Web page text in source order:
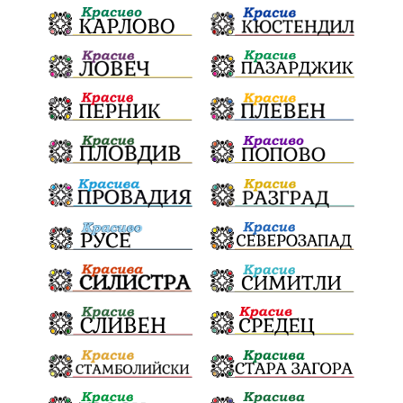
Българска патриаршия СВетли празници
Криминално Творчество Тръмп
Ценности Европейска комисия
Урсула фон дер Лайен Законопроект
Вдъхновяваща история Приказка
Замърсяване Боклук Дружба
Хавайска мироточива икона
Пресвета Богородица Светия синод
Йордан Камджалов Софи Маринова
Управление Наводнения